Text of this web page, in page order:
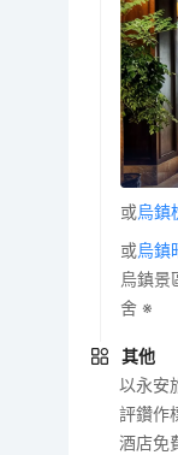
或烏鎮
或烏鎮
烏鎮景
舍 ※
其他
以永安
評鑽作
酒店免